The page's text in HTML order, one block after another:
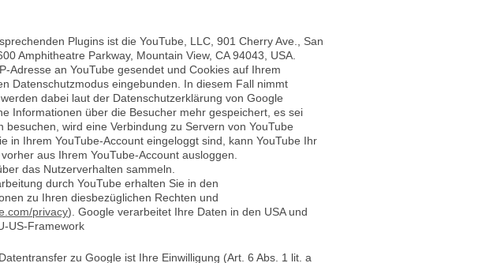
Plugins ist die YouTube, LLC, 901 Cherry Ave., San
Amphitheatre Parkway, Mountain View, CA 94043, USA.
Adresse an YouTube gesendet und Cookies auf Ihrem
Datenschutzmodus eingebunden. In diesem Fall nimmt
dabei laut der Datenschutzerklärung von Google
Informationen über die Besucher mehr gespeichert, es sei
wird eine Verbindung zu Servern von YouTube
in Ihrem YouTube-Account eingeloggt sind, kann YouTube Ihr
aus Ihrem YouTube-Account ausloggen.
das Nutzerverhalten sammeln.
durch YouTube erhalten Sie in den
zu Ihren diesbezüglichen Rechten und
privacy). Google verarbeitet Ihre Daten in den USA und
US-Framework
zu Google ist Ihre Einwilligung (Art. 6 Abs. 1 lit. a